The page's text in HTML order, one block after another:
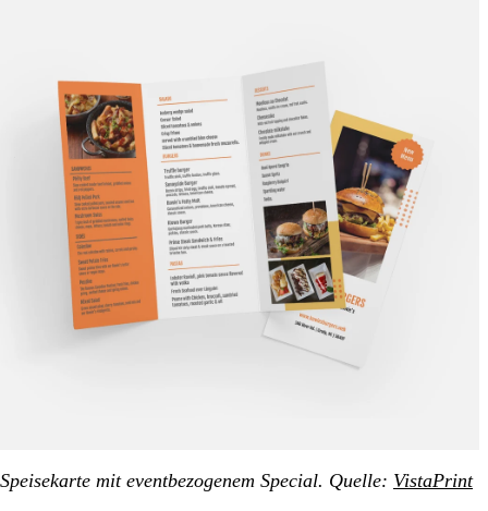
Speisekarte mit eventbezogenem Special. Quelle: VistaPrint